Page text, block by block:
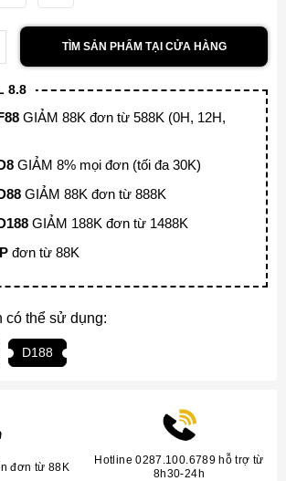
8.8
F88 GIẢM 88K đơn từ 588K (0H, 12H,
D8 GIẢM 8% mọi đơn (tối đa 30K)
D88 GIẢM 88K đơn từ 888K
D188 GIẢM 188K đơn từ 1488K
đơn từ 88K
có thể sử dụng:
D188
TÌM SẢN PHẨM TẠI CỬA HÀNG
đơn từ 88K
Hotline 0287.100.6789 hỗ trợ từ
8h30-24h